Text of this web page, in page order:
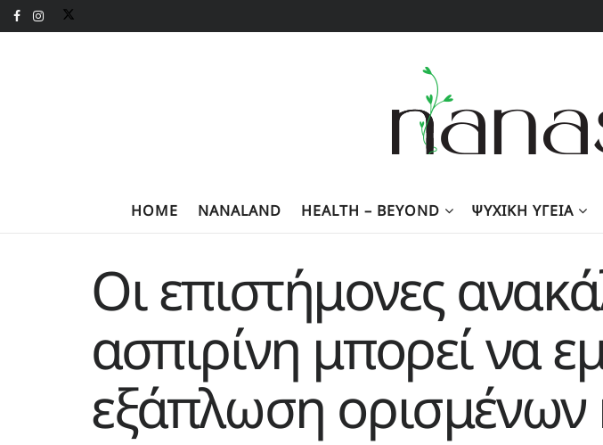
HOME NANALAND HEALTH – BEYOND ΨΥΧΙΚΉ ΥΓΕΊΑ
Οι επιστήμονες
ασπιρίνη μπορεί να
εξάπλωση ορισμένων